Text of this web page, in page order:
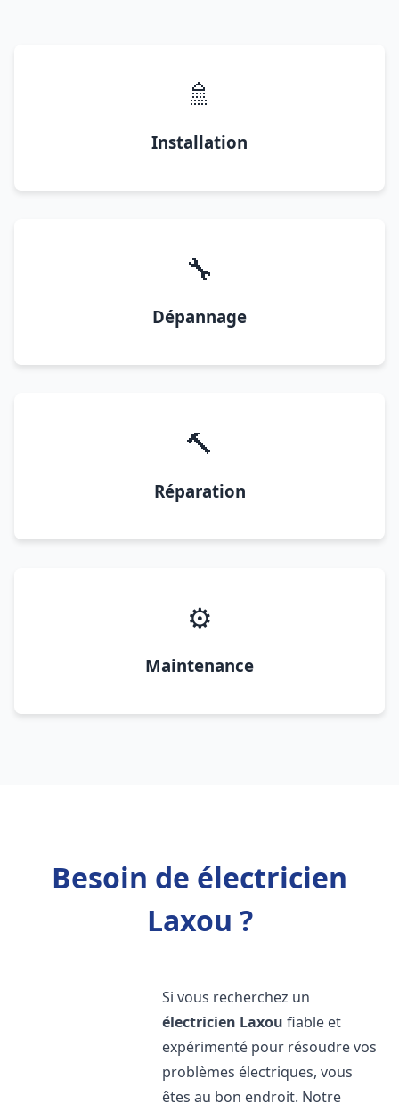
🚿
Installation
🔧
Dépannage
🔨
Réparation
⚙️
Maintenance
Besoin de électricien
Laxou ?
Si vous recherchez un
électricien Laxou fiable et
expérimenté pour résoudre vos
problèmes électriques, vous
êtes au bon endroit. Notre